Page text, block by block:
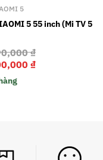
5
5 55 inch (Mi TV 5
₫
₫